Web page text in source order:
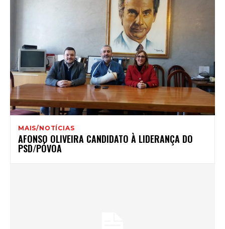
MAIS/NOTÍCIAS
AFONSO OLIVEIRA CANDIDATO À LIDERANÇA DO
PSD/PÓVOA